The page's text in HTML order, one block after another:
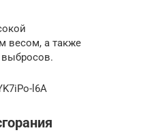
весом, а также
выбросов.
l6A